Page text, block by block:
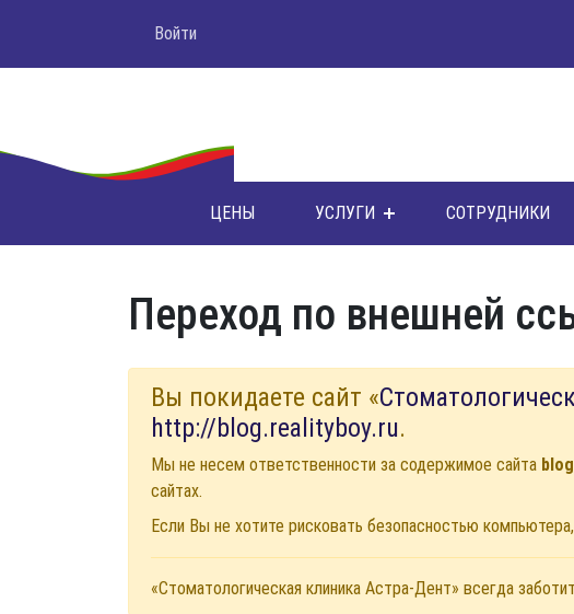
Войти
ЦЕНЫ УСЛУГИ СОТРУДНИКИ
Переход по внешней
Вы покидаете сайт «
http://blog.realityboy.ru.
Мы не несем ответственности за содержимое сайта
сайтах.
Если Вы не хотите рисковать безопасностью
«Стоматологическая клиника Астра-Дент» всегда